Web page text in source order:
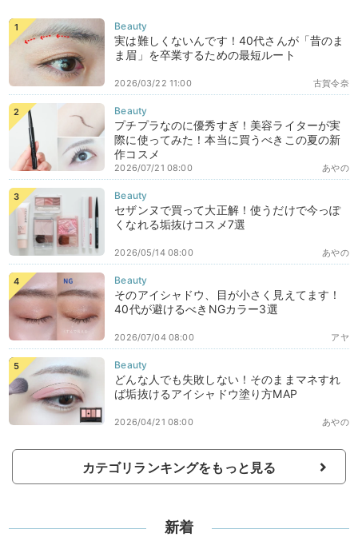
実は難しくないんです！40代さんが「昔のま
ま眉」を卒業するための最短ルート
古賀令奈
2026/03/22 11:00
プチプラなのに優秀すぎ！美容ライターが実
際に使ってみた！本当に買うべきこの夏の新
作コスメ
あやの
2026/07/21 08:00
セザンヌで買って大正解！使うだけで今っぽ
くなれる垢抜けコスメ7選
あやの
2026/05/14 08:00
そのアイシャドウ、目が小さく見えてます！
40代が避けるべきNGカラー3選
アヤ
2026/07/04 08:00
どんな人でも失敗しない！そのままマネすれ
ば垢抜けるアイシャドウ塗り方MAP
あやの
2026/04/21 08:00
カテゴリランキングをもっと見る
新着